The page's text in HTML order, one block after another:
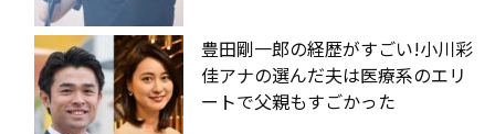
豊田剛一郎の経歴がすごい!小川彩
佳アナの選んだ夫は医療系のエリ
ートで父親もすごかった